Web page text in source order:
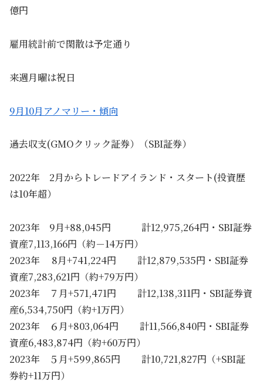
億円
雇用統計前で閑散は予定通り
来週月曜は祝日
9月10月アノマリー・傾向
過去収支(GMOクリック証券）（SBI証券）
2022年 2月からトレードアイランド・スタート(投資歴
は10年超）
2023年 9月+88,045円 計12,975,264円・SBI証券
資産7,113,166円（約－14万円）
2023年 8月+741,224円 計12,879,535円・SBI証券
資産7,283,621円（約+79万円）
2023年 ７月+571,471円 計12,138,311円・SBI証券資
産6,534,750円（約+1万円）
2023年 ６月+803,064円 計11,566,840円・SBI証券
資産6,483,874円（約+60万円）
2023年 ５月+599,865円 計10,721,827円（+SBI証
券約+11万円）